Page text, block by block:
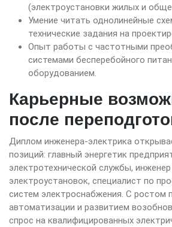
(электроустановки жилых и
Умение читать однолинейные
технические задания на
Опыт работы с частотными
системами бесперебойного
оборудованием.
Карьерные
после
Диплом инженера-электрика
позиций: главный энергетик
электротехнической службы,
электроустановок, специалист по
систем электроснабжения. С ростом
автоматизации и развитием
спрос на квалифицированных